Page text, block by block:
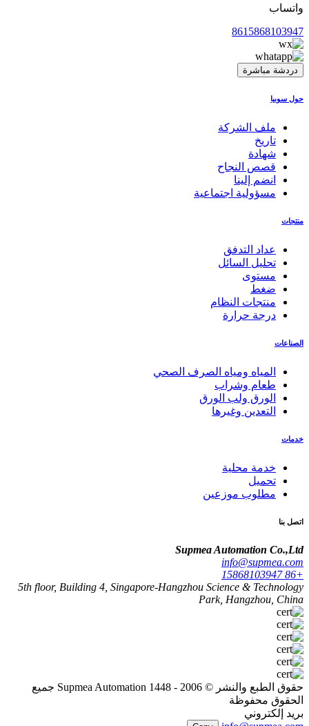
واتساب
8615868103947
دردشة مباشرة
حول سوبيا
ملف الشركة
تاريخ
شهادة
قصص النجاح
انضم إلينا
مسؤولية اجتماعية
منتجات
عداد التدفق
تحليل السائل
مستوى
ضغط
منتجات النظام
درجة حرارة
الصناعات
المياه ومياه الصرف الصحي
طعام وشراب
الورق ولب الورق
التعدين وغيرها
خدمات
خدمة محلية
تحميل
مطلوب موزعين
اتصل بنا
Supmea Automation Co.,Ltd
info@supmea.com
+86 15868103947
5th floor, Building 4, Singapore-Hangzhou Science & Technology
Park, Hangzhou, China
حقوق الطبع والنشر © 2006 - 1448 Supmea Automation جميع
الحقوق محفوظة
بريد إلكتروني